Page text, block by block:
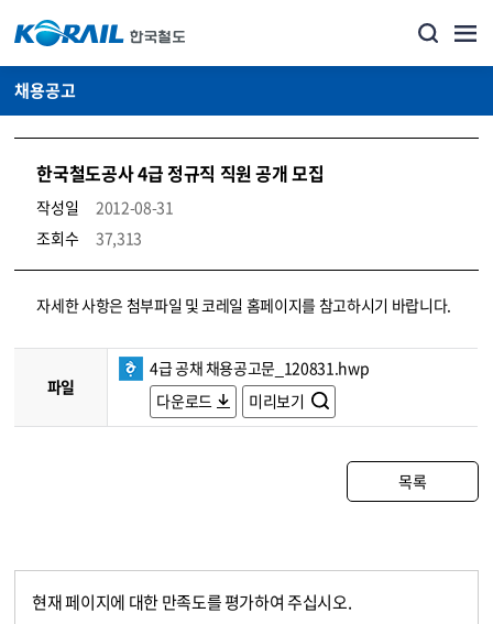
채용공고
한국철도공사 4급 정규직 직원 공개 모집
작성일
2012-08-31
조회수
37,313
코레일소개_경영공시_채용공고 상세보기 – 내용, 파일, 담당자 연락처로 구성
자세한 사항은 첨부파일 및 코레일 홈페이지를 참고하시기 바랍니다.
파일
4급 공채 채용공고문_120831.hwp
다운로드
미리보기
목록
현재 페이지에 대한 만족도를 평가하여 주십시오.